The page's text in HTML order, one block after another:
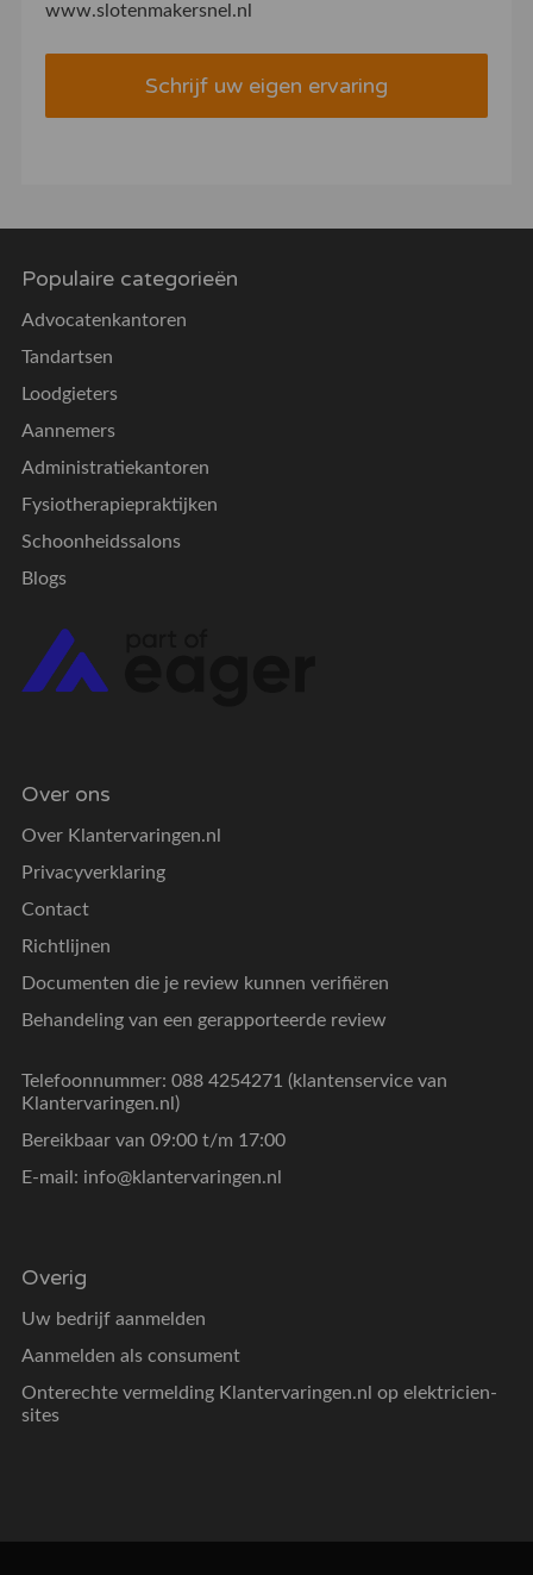
www.slotenmakersnel.nl
Schrijf uw eigen ervaring
Populaire categorieën
Advocatenkantoren
Tandartsen
Loodgieters
Aannemers
Administratiekantoren
Fysiotherapiepraktijken
Schoonheidssalons
Blogs
Over ons
Over Klantervaringen.nl
Privacyverklaring
Contact
Richtlijnen
Documenten die je review kunnen verifiëren
Behandeling van een gerapporteerde review
Telefoonnummer: 088 4254271 (klantenservice van
Klantervaringen.nl)
Bereikbaar van 09:00 t/m 17:00
E-mail: info@klantervaringen.nl
Overig
Uw bedrijf aanmelden
Aanmelden als consument
Onterechte vermelding Klantervaringen.nl op elektricien-
sites